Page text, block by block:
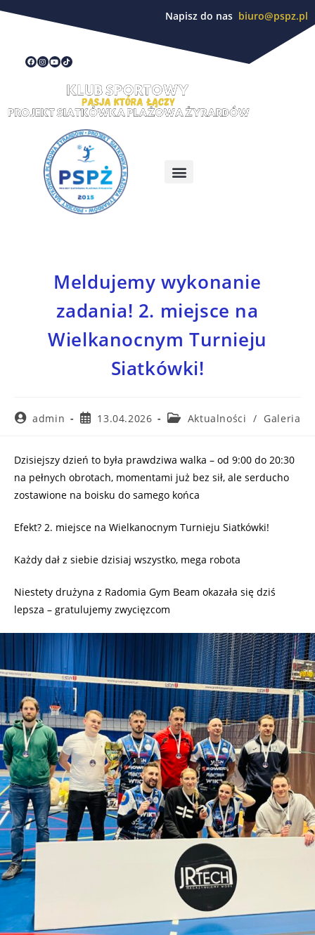
Napisz do nas biuro@pspz.pl
Meldujemy wykonanie
zadania! 2. miejsce na
Wielkanocnym Turnieju
Siatkówki!
admin 13.04.2026 Aktualności / Galeria
Dzisiejszy dzień to była prawdziwa walka – od 9:00 do 20:30
na pełnych obrotach, momentami już bez sił, ale serducho
zostawione na boisku do samego końca
Efekt? 2. miejsce na Wielkanocnym Turnieju Siatkówki!
Każdy dał z siebie dzisiaj wszystko, mega robota
Niestety drużyna z Radomia Gym Beam okazała się dziś
lepsza – gratulujemy zwycięzcom